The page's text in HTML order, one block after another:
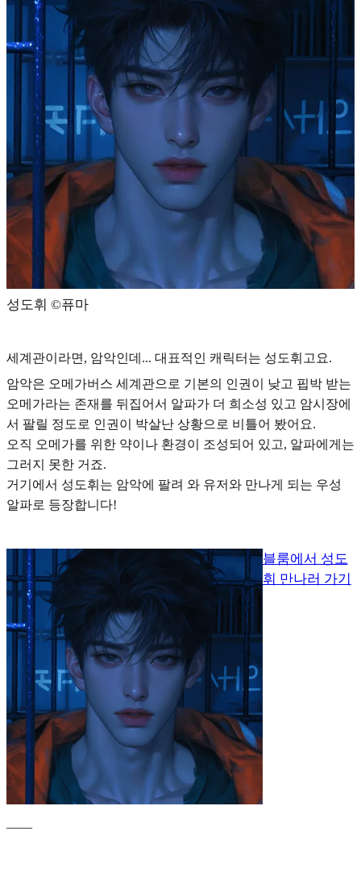
성도휘 ©️퓨마
세계관이라면, 암악인데... 대표적인 캐릭터는 성도휘고요.
암악은 오메가버스 세계관으로 기본의 인권이 낮고 핍박 받는
오메가라는 존재를 뒤집어서 알파가 더 희소성 있고 암시장에
서 팔릴 정도로 인권이 박살난 상황으로 비틀어 봤어요.
오직 오메가를 위한 약이나 환경이 조성되어 있고, 알파에게는
그러지 못한 거죠.
거기에서 성도휘는 암악에 팔려 와 유저와 만나게 되는 우성
알파로 등장합니다!
블룸에서 성도
휘 만나러 가기